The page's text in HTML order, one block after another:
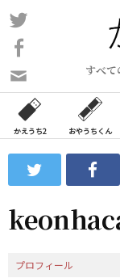
コ
ン
ン
ツ
ス
ッ
プ
すべ
い
合
わ
フ
ォ
ム
かえうち2 おやうちくん
プロフィール